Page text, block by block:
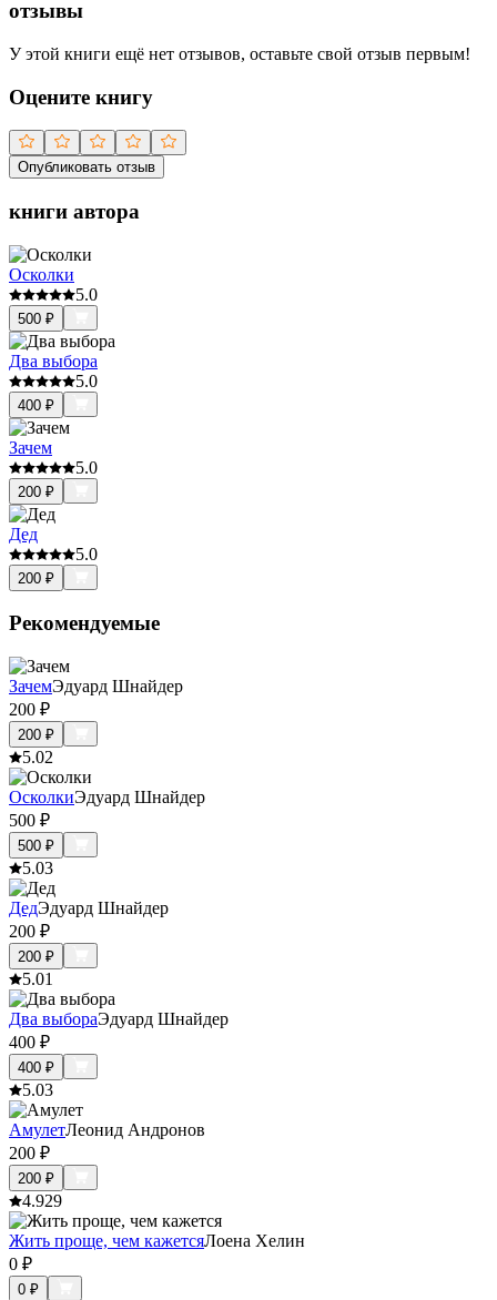
отзывы
У этой книги ещё нет отзывов, оставьте свой отзыв первым!
Оцените книгу
Опубликовать отзыв
книги автора
Осколки
5.0
500 ₽
Два выбора
5.0
400 ₽
Зачем
5.0
200 ₽
Дед
5.0
200 ₽
Рекомендуемые
ЗачемЭдуард Шнайдер
200 ₽
200 ₽
5.02
ОсколкиЭдуард Шнайдер
500 ₽
500 ₽
5.03
ДедЭдуард Шнайдер
200 ₽
200 ₽
5.01
Два выбораЭдуард Шнайдер
400 ₽
400 ₽
5.03
АмулетЛеонид Андронов
200 ₽
200 ₽
4.929
Жить проще, чем кажетсяЛоена Хелин
0 ₽
0 ₽